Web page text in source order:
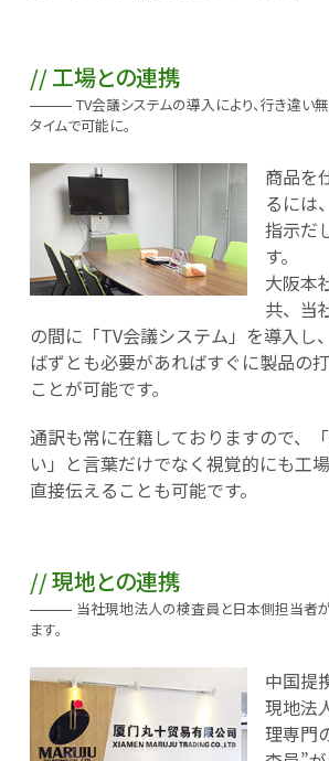
工場との連携
TV会議システムの導入により、行き違い
タイムで可能に。
商品を
るには
指示だ
す。
大阪本
共、当
の間に「TV会議システム」を導入し
ばずとも必要があればすぐに製品の
ことが可能です。
通訳も常に在籍しておりますので、
い」と言葉だけでなく視覚的にも工
直接伝えることも可能です。
現地との連携
当社現地法人の検査員と日本側担当者
ます。
中国提
現地法
理専門